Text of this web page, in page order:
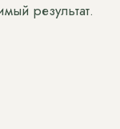
результат.